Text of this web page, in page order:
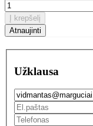
Į krepšelį
Užklausa